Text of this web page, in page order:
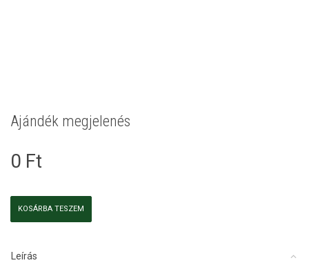
Ajándék megjelenés
0 Ft
Ajándék
KOSÁRBA TESZEM
Leírás